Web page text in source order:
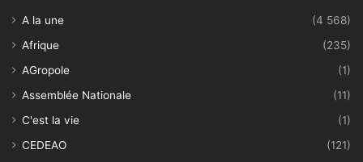
A la une
(4 568)
Afrique
(235)
AGropole
(1)
Assemblée Nationale
(11)
C'est la vie
(1)
CEDEAO
(121)